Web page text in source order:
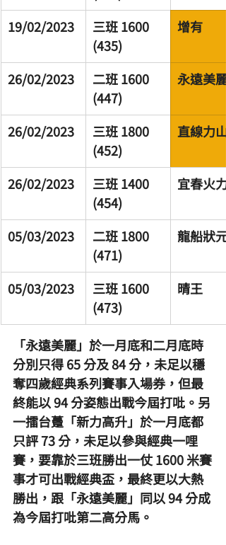
19/02/2023
三班 1600
(435)
增有
26/02/2023
二班 1600
(447)
永遠美麗
26/02/2023
三班 1800
(452)
直線力山
26/02/2023
三班 1400
(454)
宜春火力
05/03/2023
二班 1800
(471)
龍船狀元
05/03/2023
三班 1600
(473)
晴王
「永遠美麗」於一月底和二月底時
分別只得 65 分及 84 分，未足以穩
奪四歲經典系列賽事入場券，但最
終能以 94 分姿態出戰今屆打吡。另
一擂台躉「新力高升」於一月底都
只評 73 分，未足以參與經典一哩
賽，要靠於三班勝出一仗 1600 米賽
事才可出戰經典盃，最終更以大熱
勝出，跟「永遠美麗」同以 94 分成
為今屆打吡第二高分馬。